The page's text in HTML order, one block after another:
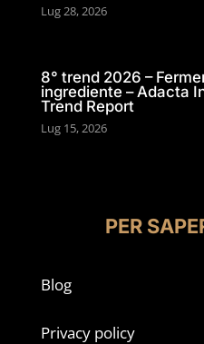
Lug 28, 2026
8° trend 2026 –
ingrediente – Adacta
Trend Report
Lug 15, 2026
PER
Blog
Privacy policy